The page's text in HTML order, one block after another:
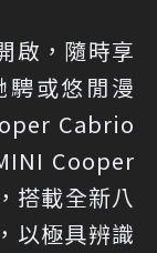
啟，隨時享
或悠閒漫
Cabrio
Cooper
搭載全新八
以極具辨識